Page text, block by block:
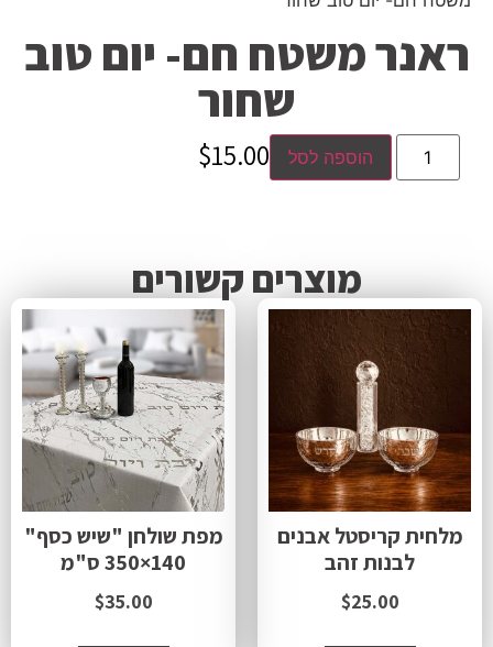
ראנר משטח חם- יום טוב
שחור
הוספה לסל $15.00
מוצרים קשורים
מלחית קריסטל אבנים
לבנות זהב
$25.00
מפת שולחן "שיש כסף"
140×350 ס"מ
$35.00